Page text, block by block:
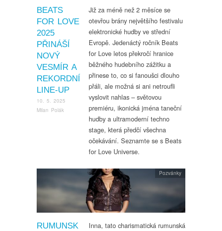
BEATS
FOR LOVE
2025
PŘINÁŠÍ
NOVÝ
VESMÍR A
REKORDNÍ
LINE-UP
10. 5. 2025
Milan Polák
Již za méně než 2 měsíce se
otevřou brány největšího festivalu
elektronické hudby ve střední
Evropě. Jedenáctý ročník Beats
for Love letos překročí hranice
běžného hudebního zážitku a
přinese to, co si fanoušci dlouho
přáli, ale možná si ani netroufli
vyslovit nahlas – světovou
premiéru, ikonická jména taneční
hudby a ultramoderní techno
stage, která předčí všechna
očekávání. Seznamte se s Beats
for Love Universe.
RUMUNSK
Pozvánky
Inna, tato charismatická rumunská